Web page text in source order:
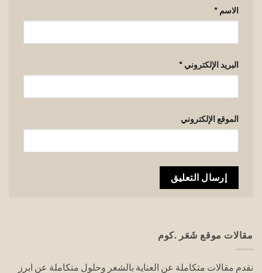
الاسم *
البريد الإلكتروني *
الموقع الإلكتروني
مقالات موقع شَعَر .كوم
نقدم مقالات متكاملة عن العناية بالشعر وحلول متكاملة عن ابرز